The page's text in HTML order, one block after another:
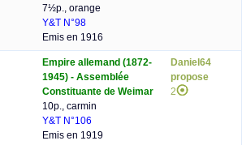
7½p., orange
Y&T N°98
Emis en 1916
Empire allemand (1872-
1945) - Assemblée
Constituante de Weimar
10p., carmin
Y&T N°106
Emis en 1919
Daniel64
propose
2